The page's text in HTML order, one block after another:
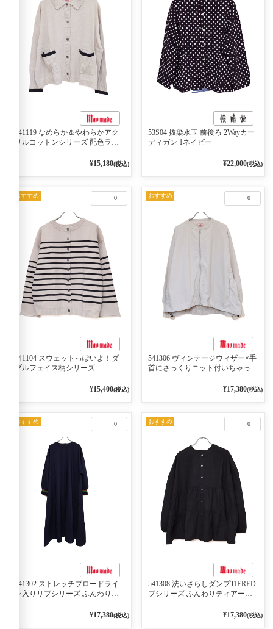
541119 なめらか＆やわらかアク
リルコットンシリーズ 配色ライ
ン 10ベージュ×ネイビー¥15,180(税込)
53S04 抜染水玉 前後ろ 2Wayカー
ディガン 1ネイビー
¥22,000(税込)
0
おすすめ
541104 スウェットっぽいよ！ダ
ブルフェイス柄シリーズ
2WAY プルオーバー 101オフベー
¥15,400(税込)
0
おすすめ
541306 ヴィンテージウィザー×手
首にさっくりニット付いちゃった
¥17,380(税込)
0
おすすめ
541302 ストレッチブロードライ
ン入りリブシリーズ ふんわりス
¥17,380(税込)
0
おすすめ
541308 洗いざらしダンプTIERED
ブシリーズ ふんわりティアード
¥17,380(税込)